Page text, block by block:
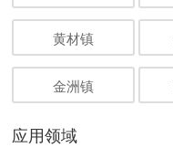
黄材镇
金洲镇
应用领域